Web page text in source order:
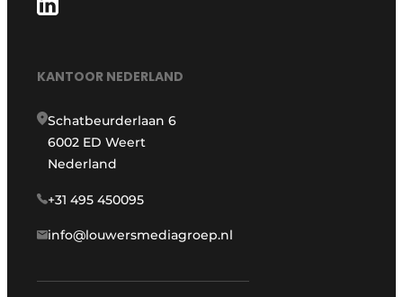
KANTOOR NEDERLAND
Schatbeurderlaan 6
6002 ED Weert
Nederland
+31 495 450095
info@louwersmediagroep.nl